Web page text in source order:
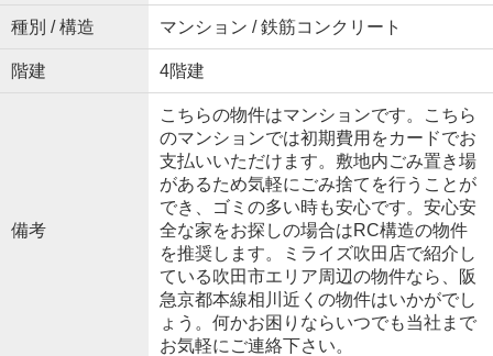
種別 / 構造 マンション / 鉄筋コンクリート
階建 4階建
備考
こちらの物件はマンションです。こちら
のマンションでは初期費用をカードでお
支払いいただけます。敷地内ごみ置き場
があるため気軽にごみ捨てを行うことが
でき、ゴミの多い時も安心です。安心安
全な家をお探しの場合はRC構造の物件
を推奨します。ミライズ吹田店で紹介し
ている吹田市エリア周辺の物件なら、阪
急京都本線相川近くの物件はいかがでし
ょう。何かお困りならいつでも当社まで
お気軽にご連絡下さい。